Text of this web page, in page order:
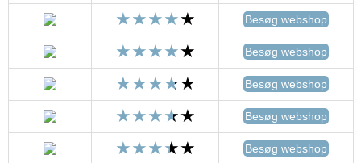
Besøg webshop
Besøg webshop
Besøg webshop
Besøg webshop
Besøg webshop